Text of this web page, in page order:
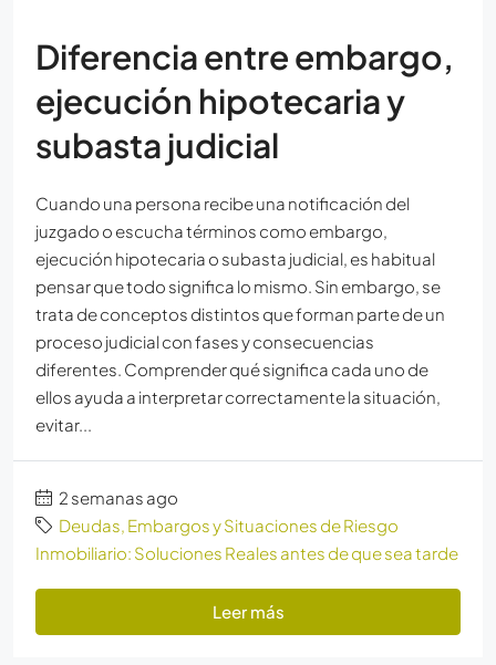
Diferencia entre embargo,
ejecución hipotecaria y
subasta judicial
Cuando una persona recibe una notificación del
juzgado o escucha términos como embargo,
ejecución hipotecaria o subasta judicial, es habitual
pensar que todo significa lo mismo. Sin embargo, se
trata de conceptos distintos que forman parte de un
proceso judicial con fases y consecuencias
diferentes. Comprender qué significa cada uno de
ellos ayuda a interpretar correctamente la situación,
evitar...
2 semanas ago
Deudas, Embargos y Situaciones de Riesgo
Inmobiliario: Soluciones Reales antes de que sea tarde
Leer más